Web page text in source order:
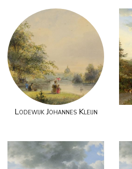
Lodewijk Johannes Kleijn